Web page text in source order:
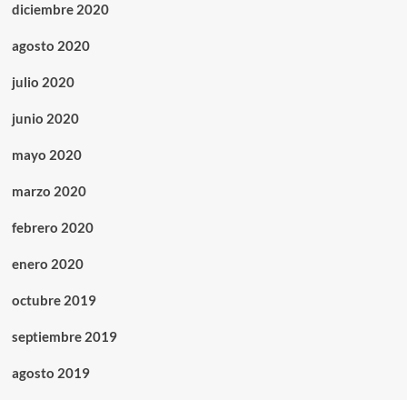
diciembre 2020
agosto 2020
julio 2020
junio 2020
mayo 2020
marzo 2020
febrero 2020
enero 2020
octubre 2019
septiembre 2019
agosto 2019